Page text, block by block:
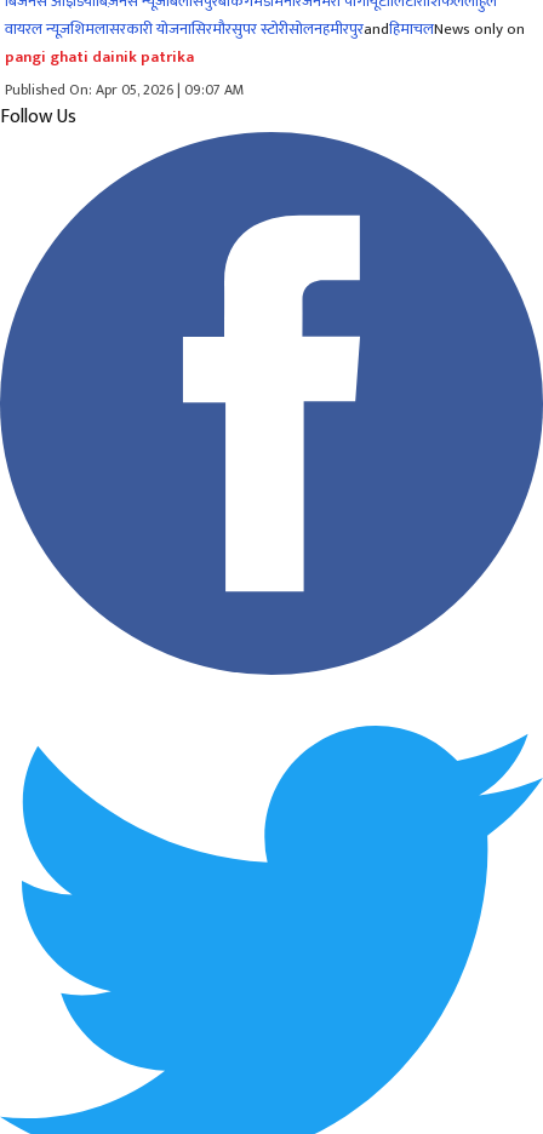
वायरल न्यूज़शिमलासरकारी योजनासिरमौरसुपर स्टोरीसोलनहमीरपुरandहिमाचलNews only on
pangi ghati dainik patrika
Published On: Apr 05, 2026 | 09:07 AM
Follow Us